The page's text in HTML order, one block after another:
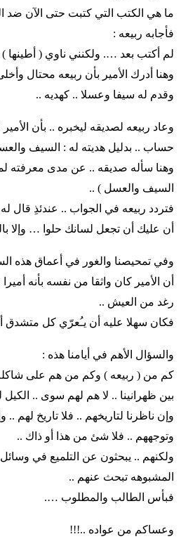
ما هي الكتب التي كتبت حتى الآن ضد
فأجابه ربيعه :
لم أكتب بعد …. ولكنني ناوي ( أطينها
وهنا أدرك الأمير بأن ربيعه محتال
وقدم له سيفا وعسلا .. كهديه ..
وعاد ربيعه لصديقه ليخبره .. بأن
حساب .. بدليل هديته له : السيف
وهنا سأله صديقه .. عن مدى معرفته
السيف والعسل ) ..
فتردد ربيعه في الجواب .. عندئذِ قال
أن عليك أن تجعل لسانك حلوا …
وفي تمحيصنا والغور في أعماق هذه
أن الأمير كان واثقا من نفسه بأنه
رغد من العيش ..
فكان سهلا عليه أن يـُعرّي كل متشدق
والسؤال الأهم في أيامنا هذه :
كم من ( ربيعه ) وكم من هم على شاكلة
بين ظهرانينا .. لا هم لهم سوى .. الكيل
وإن ناظرنا لتاريخهم .. فلا تاريخ لهم
وتوجههم .. فلا شئ من هذا أو ذاك ..
ولكنهم .. يبحثون عن التلميع في وسائل
المشبوهه تبحث عنهم ..
فبأس الطالب والمطلوب ….
وعساكم من عواده ..!!!